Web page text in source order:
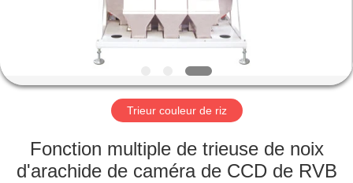
DE
NOUS
VISITE
D'USINE
Trieur couleur de riz
Fonction multiple de trieuse de noix
d'arachide de caméra de CCD de RVB